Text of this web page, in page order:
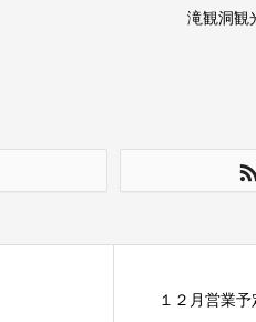
ンタ
１２月営業予